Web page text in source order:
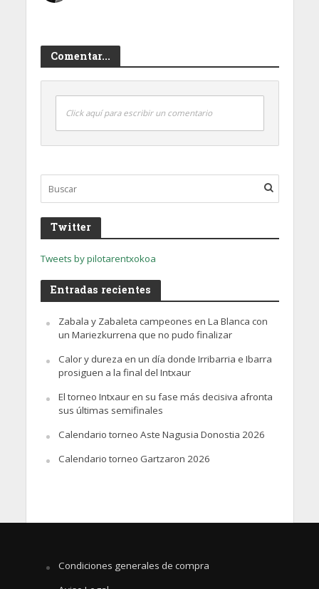
Comentar...
Click aquí para escribir un comentario
Twitter
Tweets by pilotarentxokoa
Entradas recientes
Zabala y Zabaleta campeones en La Blanca con
un Mariezkurrena que no pudo finalizar
Calor y dureza en un día donde Irribarria e Ibarra
prosiguen a la final del Intxaur
El torneo Intxaur en su fase más decisiva afronta
sus últimas semifinales
Calendario torneo Aste Nagusia Donostia 2026
Calendario torneo Gartzaron 2026
Condiciones generales de compra